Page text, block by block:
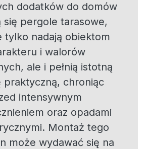
dodatków do domów
się pergole tarasowe,
tylko nadają obiektom
i walorów
ale i pełnią istotną
praktyczną, chroniąc
intensywnym
oraz opadami
Montaż tego
może wydawać się na